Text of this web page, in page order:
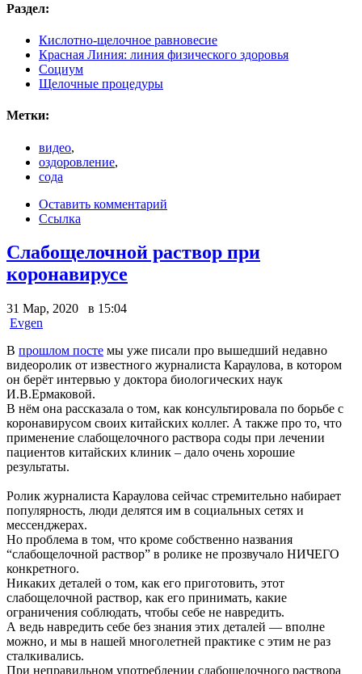
Раздел:
Кислотно-щелочное равновесие
Красная Линия: линия физического здоровья
Социум
Щелочные процедуры
Метки:
видео,
оздоровление,
сода
Оставить комментарий
Ссылка
Слабощелочной раствор при
коронавирусе
31 Мар, 2020 в 15:04
Evgen
В прошлом посте мы уже писали про вышедший недавно
видеоролик от известного журналиста Караулова, в котором
он берёт интервью у доктора биологических наук
И.В.Ермаковой.
В нём она рассказала о том, как консультировала по борьбе с
коронавирусом своих китайских коллег. А также про то, что
применение слабощелочного раствора соды при лечении
пациентов китайских клиник – дало очень хорошие
результаты.
Ролик журналиста Караулова сейчас стремительно набирает
популярность, люди делятся им в социальных сетях и
мессенджерах.
Но проблема в том, что кроме собственно названия
“слабощелочной раствор” в ролике не прозвучало НИЧЕГО
конкретного.
Никаких деталей о том, как его приготовить, этот
слабощелочной раствор, как его принимать, какие
ограничения соблюдать, чтобы себе не навредить.
А ведь навредить себе без знания этих деталей — вполне
можно, и мы в нашей многолетней практике с этим не раз
сталкивались.
При неправильном употреблении слабощелочного раствора